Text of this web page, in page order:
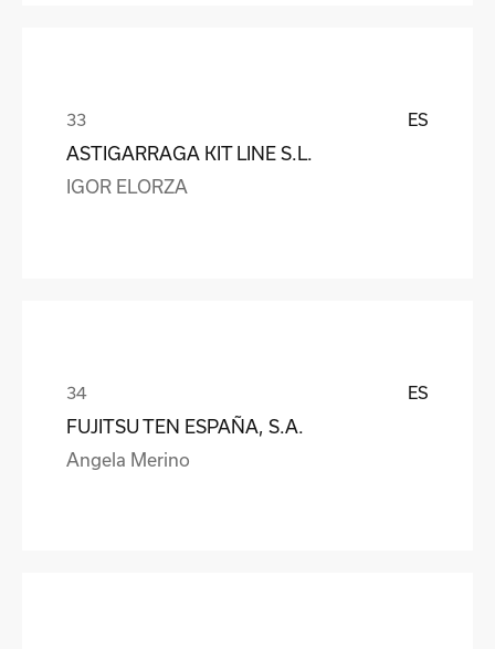
ES
ASTIGARRAGA KIT LINE S.L.
IGOR ELORZA
ES
FUJITSU TEN ESPAÑA, S.A.
Angela Merino